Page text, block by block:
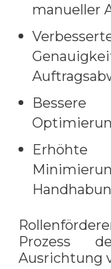
manueller
Prozess
Ausrichtung